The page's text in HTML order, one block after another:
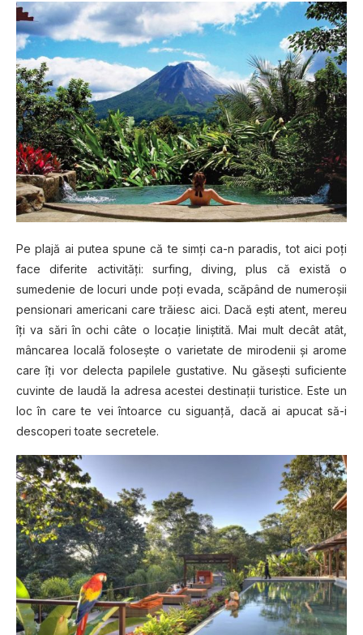
Pe plajă ai putea spune că te simţi ca-n paradis, tot aici poţi
face diferite activităţi: surfing, diving, plus că există o
sumedenie de locuri unde poţi evada, scăpând de numeroşii
pensionari americani care trăiesc aici. Dacă eşti atent, mereu
îţi va sări în ochi câte o locaţie liniştită. Mai mult decât atât,
mâncarea locală foloseşte o varietate de mirodenii şi arome
care îţi vor delecta papilele gustative. Nu găseşti suficiente
cuvinte de laudă la adresa acestei destinaţii turistice. Este un
loc în care te vei întoarce cu siguanţă, dacă ai apucat să-i
descoperi toate secretele.